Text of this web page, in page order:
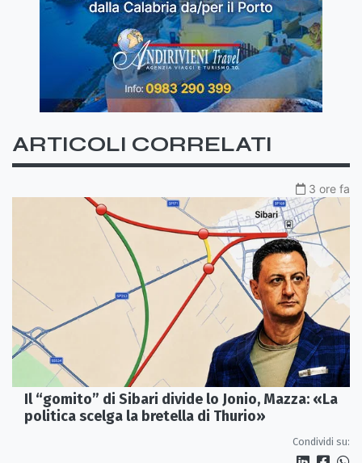
ARTICOLI CORRELATI
3 ore fa
Il “gomito” di Sibari divide lo Jonio, Mazza: «La
politica scelga la bretella di Thurio»
Condividi su: